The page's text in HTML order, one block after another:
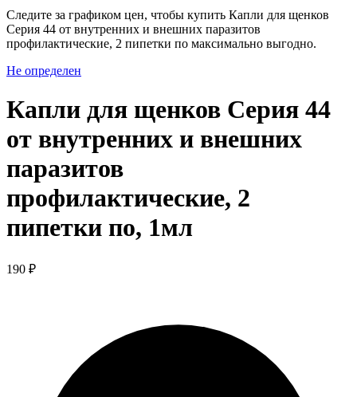
Следите за графиком цен, чтобы купить Капли для щенков
Серия 44 от внутренних и внешних паразитов
профилактические, 2 пипетки по максимально выгодно.
Не определен
Капли для щенков Серия 44
от внутренних и внешних
паразитов
профилактические, 2
пипетки по, 1мл
190 ₽